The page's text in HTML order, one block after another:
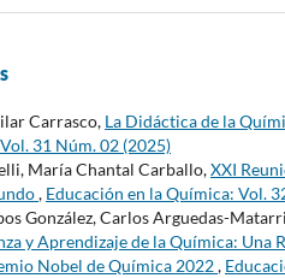
Carrasco, La Didáctica de la
31 Núm. 02 (2025)
María Chantal Carballo,XXI
, Educación en la Química: Vol.
González, Carlos Arguedas-
y Aprendizaje de la Química: Una
Nobel de Química 2022,